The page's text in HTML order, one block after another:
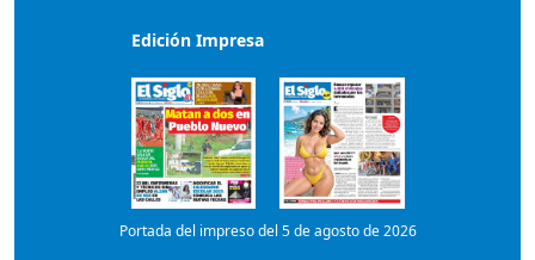
Portada del impreso del 5 de agosto de 2026